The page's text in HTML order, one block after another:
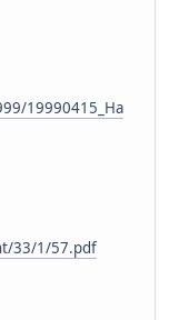
19990415_Ha
33/1/57.pdf